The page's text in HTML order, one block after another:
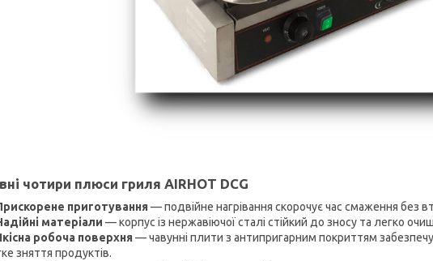
чотири плюси гриля AIRHOT DCG
приготування — подвійне нагрівання скорочує час смаження без
матеріали — корпус із нержавіючої сталі стійкий до зносу та легко
робоча поверхня — чавунні плити з антипригарним покриттям
зняття продуктів.